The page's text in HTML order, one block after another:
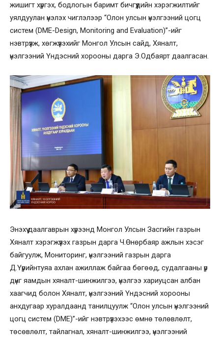
жишигт хүргэх, бодлогын баримт бичгүүдийн хэрэгжилтийг
уялдуулан үнэлэх чиглэлээр “Олон улсын үнэлгээний цогц
систем (DME-Design, Monitoring and Evaluation)”-ийг
нэвтрүүлж, хөгжүүлэхийг Монгол Улсын сайд, Хяналт,
үнэлгээний Үндэсний хорооны дарга Э.Одбаярт даалгасан.
Энэхүү даалгаврын хүрээнд Монгол Улсын Засгийн газрын
Хяналт хэрэгжүүлэх газрын дарга Ч.Өнөрбаяр ажлын хэсэг
байгуулж, Мониторинг, үнэлгээний газрын дарга
Д.Үүрийнтуяа ахлан ажиллаж байгаа бөгөөд, судалгааны үр
дүнг яамдын хяналт-шинжилгээ, үнэлгээ хариуцсан албан
хаагчид болон Хяналт, үнэлгээний Үндэсний хорооны
анхдугаар хуралдаанд танилцуулж “Олон улсын үнэлгээний
цогц систем (DME)”-ийг нэвтрүүлэхээс өмнө төлөвлөлт,
төсөвлөлт, тайлагнал, хяналт-шинжилгээ, үнэлгээний